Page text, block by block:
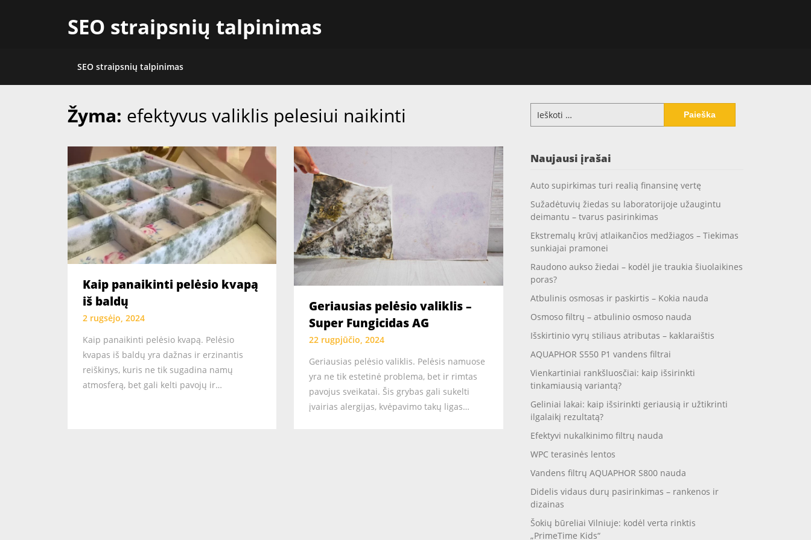
SEO straipsnių talpinimas
SEO straipsnių talpinimas
Žyma: efektyvus valiklis pelesiui naikinti
Kaip panaikinti pelėsio kvapą
iš baldų
2 rugsėjo, 2024
Kaip panaikinti pelėsio kvapą. Pelėsio
kvapas iš baldų yra dažnas ir erzinantis
reiškinys, kuris ne tik sugadina namų
atmosferą, bet gali kelti pavojų ir…
Geriausias pelėsio valiklis –
Super Fungicidas AG
22 rugpjūčio, 2024
Geriausias pelėsio valiklis. Pelėsis namuose
yra ne tik estetinė problema, bet ir rimtas
pavojus sveikatai. Šis grybas gali sukelti
įvairias alergijas, kvėpavimo takų ligas…
Ieškoti:
Naujausi įrašai
Auto supirkimas turi realią finansinę vertę
Sužadėtuvių žiedas su laboratorijoje užaugintu
deimantu – tvarus pasirinkimas
Ekstremalų krūvį atlaikančios medžiagos – Tiekimas
sunkiajai pramonei
Raudono aukso žiedai – kodėl jie traukia šiuolaikines
poras?
Atbulinis osmosas ir paskirtis – Kokia nauda
Osmoso filtrų – atbulinio osmoso nauda
Išskirtinio vyrų stiliaus atributas – kaklaraištis
AQUAPHOR S550 P1 vandens filtrai
Vienkartiniai rankšluosčiai: kaip išsirinkti
tinkamiausią variantą?
Geliniai lakai: kaip išsirinkti geriausią ir užtikrinti
ilgalaikį rezultatą?
Efektyvi nukalkinimo filtrų nauda
WPC terasinės lentos
Vandens filtrų AQUAPHOR S800 nauda
Didelis vidaus durų pasirinkimas – rankenos ir
dizainas
Šokių būreliai Vilniuje: kodėl verta rinktis
„PrimeTime Kids“